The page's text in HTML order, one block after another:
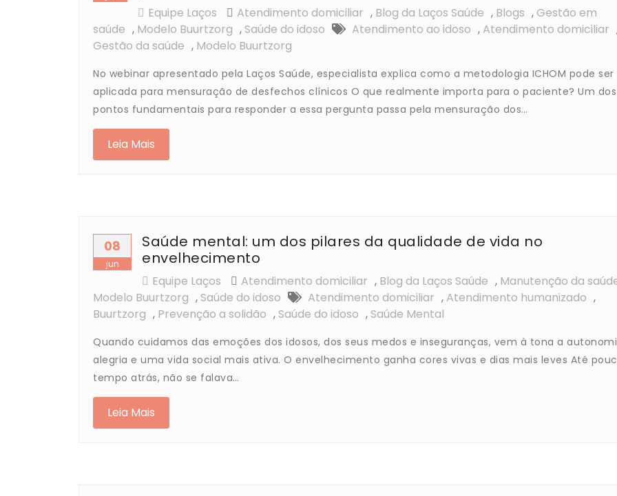
Equipe Laços Atendimento domiciliar , Blog da Laços Saúde , Blogs , Gestão em
saúde , Modelo Buurtzorg , Saúde do idoso Atendimento ao idoso , Atendimento domiciliar
Gestão da saúde , Modelo Buurtzorg
No webinar apresentado pela Laços Saúde, especialista explica como a metodologia ICHOM pode ser
aplicada para mensuração de desfechos clínicos O que realmente importa para o paciente? Um dos
pontos fundamentais para responder a essa pergunta passa pela mensuração dos…
Leia Mais
08
jun
Saúde mental: um dos pilares da qualidade de vida no
envelhecimento
Equipe Laços Atendimento domiciliar , Blog da Laços Saúde , Manutenção da
Modelo Buurtzorg , Saúde do idoso Atendimento domiciliar , Atendimento humanizado ,
Buurtzorg , Prevenção a solidão , Saúde do idoso , Saúde Mental
Quando cuidamos das emoções dos idosos, dos seus medos e inseguranças, vem à tona a
alegria e uma vida social mais ativa. O envelhecimento ganha cores vivas e dias mais leves Até
tempo atrás, não se falava…
Leia Mais